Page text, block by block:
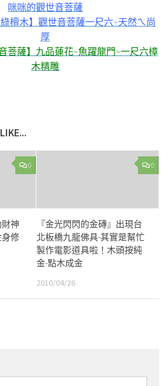
咪咪的觀世音菩薩
綠檀木】觀世音菩薩一尺六~天然ㄟ尚
厚
菩薩】九品蓮花~魚躍龍門~一尺六樟
木精雕
0
財神
修
0
『金光閃閃的金磚』出現台
北板橋九龍佛具-其實是幫忙
製作電影道具啦！木頭按純
金-點木成金
2010/04/26